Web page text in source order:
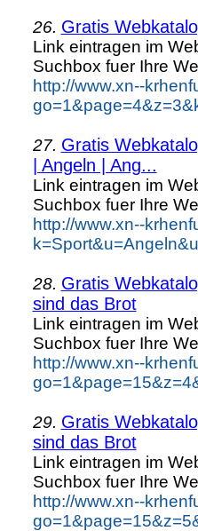
26. Gratis
Link eintragen im
Suchbox fuer Ihre
http://www.xn--
27. Gratis
| Angeln | Ang...
Link eintragen im
Suchbox fuer Ihre
http://www.xn--
28. Gratis
sind das Brot
Link eintragen im
Suchbox fuer Ihre
http://www.xn--
29. Gratis
sind das Brot
Link eintragen im
Suchbox fuer Ihre
http://www.xn--